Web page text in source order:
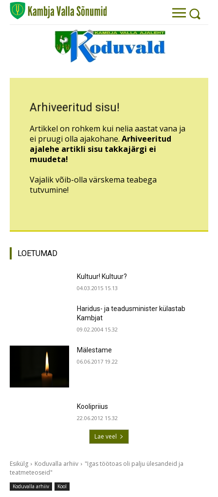
Arhiveeritud sisu!
Artikkel on rohkem kui nelia aastat vana ja
ei pruugi olla ajakohane. Arhiveeritud
ajalehe artikli sisu takkajärgi ei
muudeta!
Vajalik võib-olla värskema teabega
tutvumine!
LOETUMAD
Kultuur! Kultuur?
04.03.2015 15.13
Haridus- ja teadusminister külastab
Kambjat
09.02.2004 15.32
Mälestame
06.06.2017 19.22
Koolipriius
22.06.2012 15.32
Lae veel
Esikülg Koduvalla arhiiv
"Igas töötoas oli palju ülesandeid ja
teatmeteoseid"
Koduvalla arhiiv Kool